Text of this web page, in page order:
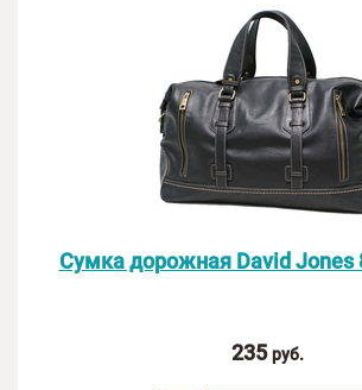
Введите текст с картинки:
Сумка дорожная David Jones
235 руб.